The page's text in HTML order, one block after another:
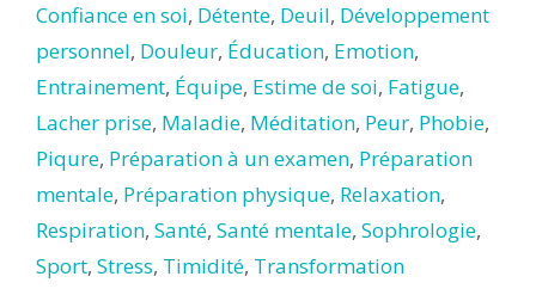
Confiance en soi, Détente, Deuil, Développement
personnel, Douleur, Éducation, Emotion,
Entrainement, Équipe, Estime de soi, Fatigue,
Lacher prise, Maladie, Méditation, Peur, Phobie,
Piqure, Préparation à un examen, Préparation
mentale, Préparation physique, Relaxation,
Respiration, Santé, Santé mentale, Sophrologie,
Sport, Stress, Timidité, Transformation